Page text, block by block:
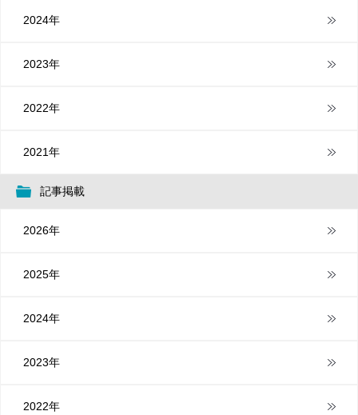
2024年
2023年
2022年
2021年
記事掲載
2026年
2025年
2024年
2023年
2022年